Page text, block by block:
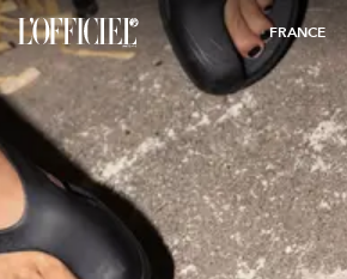
FRANCE